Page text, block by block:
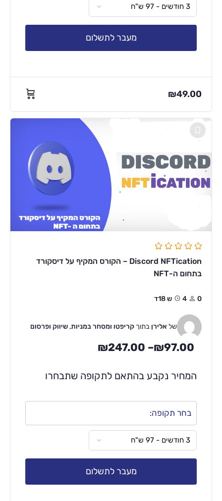
מעבר לתשלום
₪49.00
Discord NFTication – הקורס המקיף על דיסקורד
בתחום ה-NFT
0 4ש 18ד
של אלירן בתוך קריפטו ומסחר במניות, שיווק ופרסום
₪97.00
–
₪247.00
המחיר נקבע בהתאם לתקופה שתבחרו
בחר תקופה:
מעבר לתשלום